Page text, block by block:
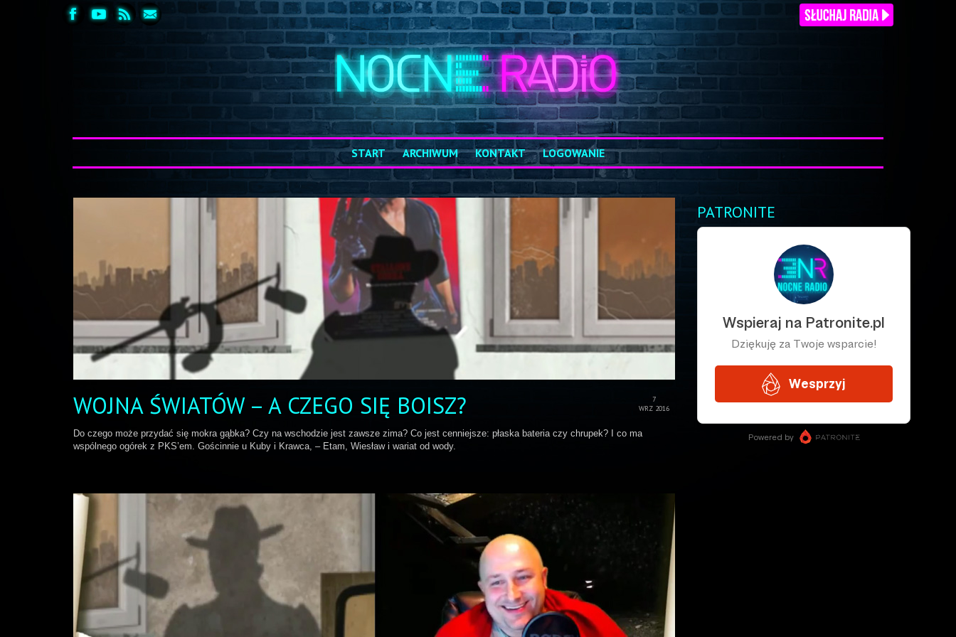
START ARCHIWUM KONTAKT LOGOWANIE
7
WRZ 2016
WOJNA ŚWIATÓW – A CZEGO SIĘ BOISZ?
Do czego może przydać się mokra gąbka? Czy na wschodzie jest zawsze zima? Co jest cenniejsze: płaska bateria czy chrupek? I co ma
wspólnego ogórek z PKS’em. Gościnnie u Kuby i Krawca, – Etam, Wiesław i wariat od wody.
PATRONITE